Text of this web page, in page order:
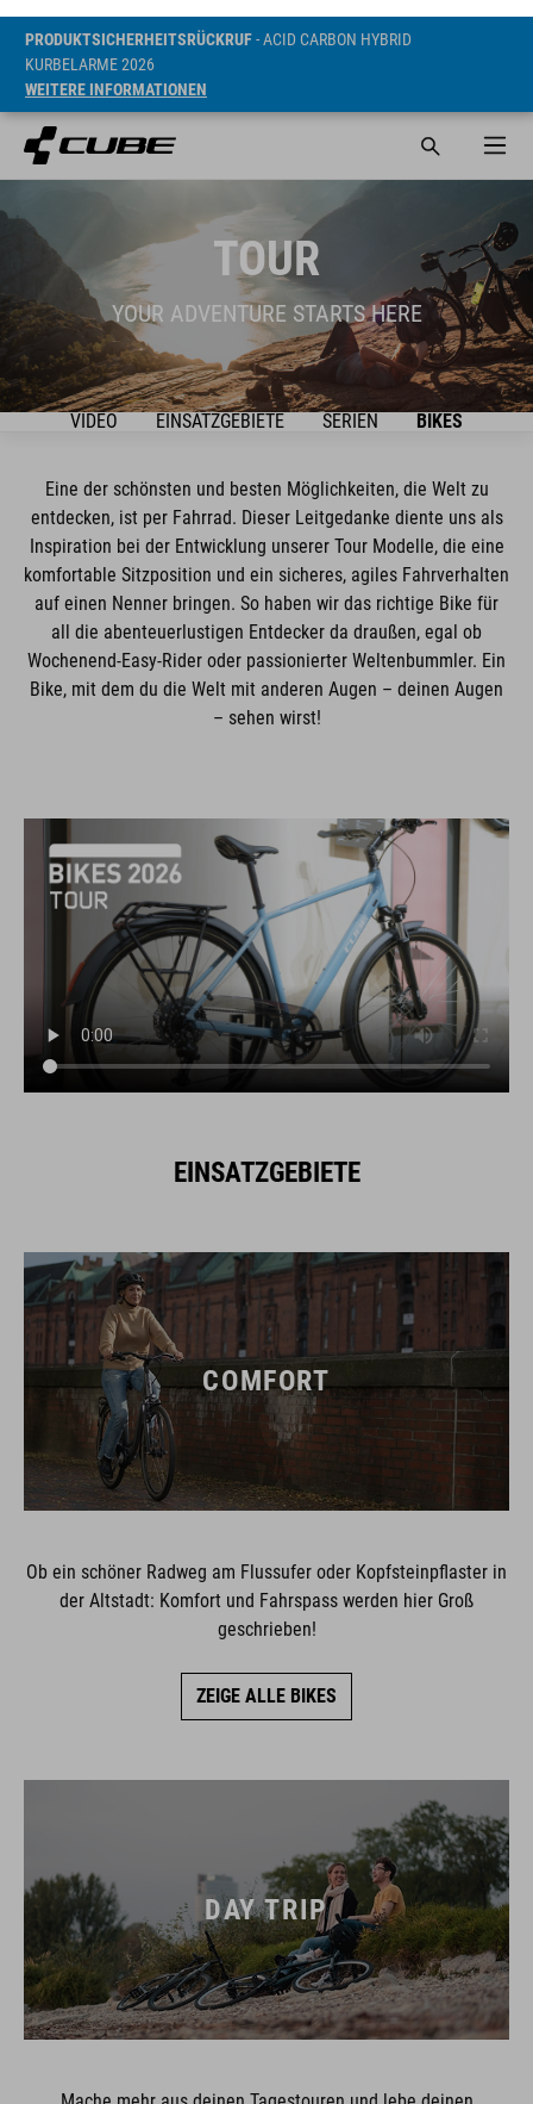
PRODUKTSICHERHEITSRÜCKRUF- ACID CARBON HYBRID
KURBELARME 2026
WEITERE INFORMATIONEN
TOUR
YOUR ADVENTURE STARTS HERE
VIDEO EINSATZGEBIETE SERIEN BIKES
Eine der schönsten und besten Möglichkeiten, die Welt zu
entdecken, ist per Fahrrad. Dieser Leitgedanke diente uns als
Inspiration bei der Entwicklung unserer Tour Modelle, die eine
komfortable Sitzposition und ein sicheres, agiles Fahrverhalten
auf einen Nenner bringen. So haben wir das richtige Bike für
all die abenteuerlustigen Entdecker da draußen, egal ob
Wochenend-Easy-Rider oder passionierter Weltenbummler. Ein
Bike, mit dem du die Welt mit anderen Augen – deinen Augen
– sehen wirst!
EINSATZGEBIETE
COMFORT
Ob ein schöner Radweg am Flussufer oder Kopfsteinpflaster in
der Altstadt: Komfort und Fahrspass werden hier Groß
geschrieben!
ZEIGE ALLE BIKES
DAY TRIP
Mache mehr aus deinen Tagestouren und lebe deinen